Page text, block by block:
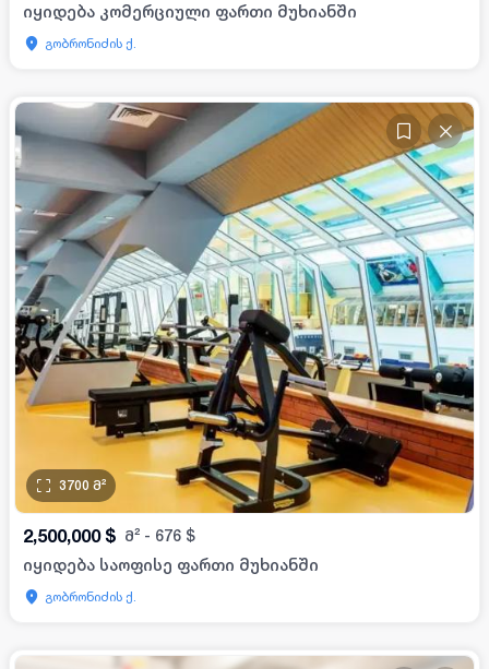
იყიდება კომერციული ფართი მუხიანში
გობრონიძის ქ.
3700 მ²
2,500,000 $ მ² - 676 $
იყიდება საოფისე ფართი მუხიანში
გობრონიძის ქ.